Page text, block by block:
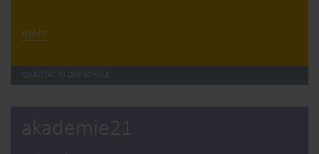
mehr
QUALITÄT IN DER SCHULE
akademie21